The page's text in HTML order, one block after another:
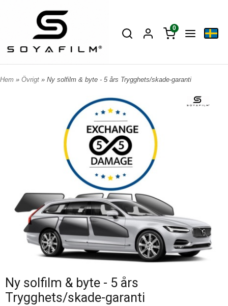
0
Hem » Övrigt » Ny solfilm & byte - 5 års Trygghets/skade-garanti
Ny solfilm & byte - 5 års
Trygghets/skade-garanti